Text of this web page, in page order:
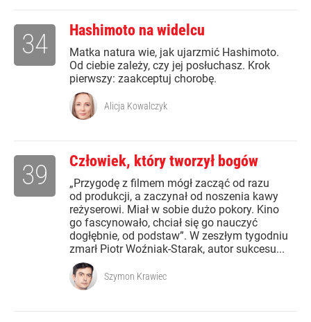
Hashimoto na widelcu
Matka natura wie, jak ujarzmić Hashimoto.
Od ciebie zależy, czy jej posłuchasz. Krok
pierwszy: zaakceptuj chorobę.
34
Alicja Kowalczyk
Człowiek, który tworzył bogów
„Przygodę z filmem mógł zacząć od razu
od produkcji, a zaczynał od noszenia kawy
reżyserowi. Miał w sobie dużo pokory. Kino
go fascynowało, chciał się go nauczyć
dogłębnie, od podstaw”. W zeszłym tygodniu
zmarł Piotr Woźniak-Starak, autor sukcesu...
39
Szymon Krawiec